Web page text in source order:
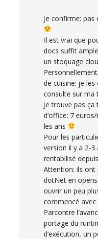
Je confirme:
Il est vrai que
docs suffit
un stoquage
de cuisine: je les
consulte sur ma
Je trouve pas ça
d’office: 7
les ans
Pour les
version il y a 2-3
rentabilisé depuis
Attention: ils ont
dotNet en
ouvrir un peu
commencé avec
Parcontre
portage du
d’exécution, un